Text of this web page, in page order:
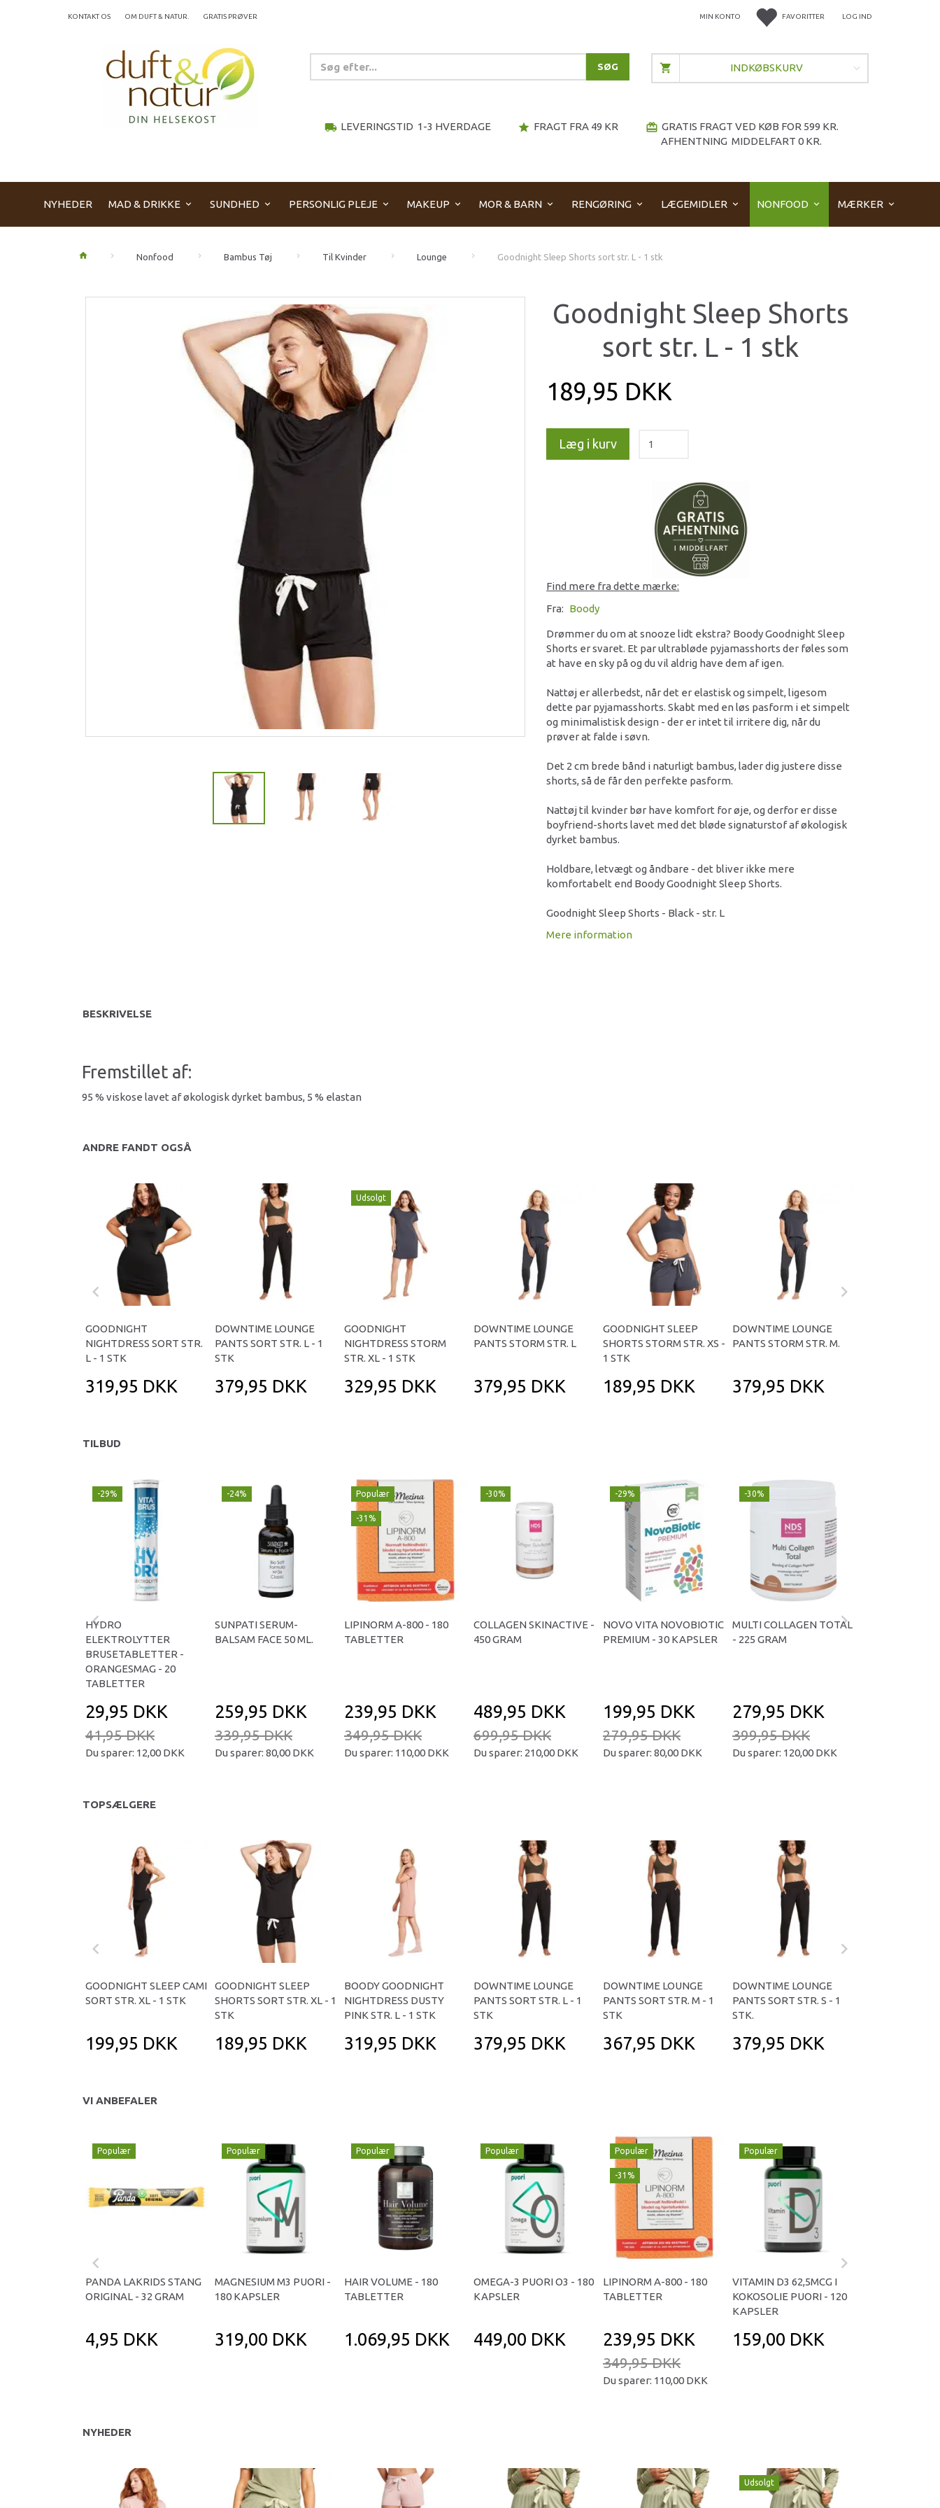
FAVORITTER LOG IND
MIN KONTO
KONTAKT OS OM DUFT & NATUR. GRATIS PRØVER
SØG
local_shipping LEVERINGSTID 1-3 HVERDAGE star FRAGT FRA 49 KR redeem GRATIS FRAGT VED KØB FOR 599 KR.
AFHENTNING MIDDELFART 0 KR.
INDKØBSKURV
NYHEDER MAD & DRIKKE SUNDHED PERSONLIG PLEJE MAKEUP MOR & BARN RENGØRING LÆGEMIDLER NONFOOD MÆRKER
Nonfood Bambus Tøj Til Kvinder Lounge Goodnight Sleep Shorts sort str. L - 1 stk
Goodnight Sleep Shorts
sort str. L - 1 stk
189,95 DKK
Læg i kurv
Find mere fra dette mærke:
Fra: Boody
Drømmer du om at snooze lidt ekstra? Boody Goodnight Sleep
Shorts er svaret. Et par ultrabløde pyjamasshorts der føles som
at have en sky på og du vil aldrig have dem af igen.
Nattøj er allerbedst, når det er elastisk og simpelt, ligesom
dette par pyjamasshorts. Skabt med en løs pasform i et simpelt
og minimalistisk design - der er intet til irritere dig, når du
prøver at falde i søvn.
Det 2 cm brede bånd i naturligt bambus, lader dig justere disse
shorts, så de får den perfekte pasform.
Nattøj til kvinder bør have komfort for øje, og derfor er disse
boyfriend-shorts lavet med det bløde signaturstof af økologisk
dyrket bambus.
Holdbare, letvægt og åndbare - det bliver ikke mere
komfortabelt end Boody Goodnight Sleep Shorts.
Goodnight Sleep Shorts - Black - str. L
Mere information
BESKRIVELSE
Fremstillet af:
95 % viskose lavet af økologisk dyrket bambus, 5 % elastan
ANDRE FANDT OGSÅ
GOODNIGHT
NIGHTDRESS SORT STR.
L - 1 STK
319,95 DKK
DOWNTIME LOUNGE
PANTS SORT STR. L - 1
STK
379,95 DKK
Udsolgt
GOODNIGHT
NIGHTDRESS STORM
STR. XL - 1 STK
329,95 DKK
DOWNTIME LOUNGE
PANTS STORM STR. L
379,95 DKK
GOODNIGHT SLEEP
SHORTS STORM STR. XS -
1 STK
189,95 DKK
DOWNTIME LOUNGE
PANTS STORM STR. M.
379,95 DKK
TILBUD
-29%
HYDRO
ELEKTROLYTTER
BRUSETABLETTER -
ORANGESMAG - 20
TABLETTER
29,95 DKK
41,95 DKK
Du sparer: 12,00 DKK
-24%
SUNPATI SERUM-
BALSAM FACE 50 ML.
259,95 DKK
339,95 DKK
Du sparer: 80,00 DKK
Populær
-31%
LIPINORM A-800 - 180
TABLETTER
239,95 DKK
349,95 DKK
Du sparer: 110,00 DKK
-30%
COLLAGEN SKINACTIVE -
450 GRAM
489,95 DKK
699,95 DKK
Du sparer: 210,00 DKK
-29%
NOVO VITA NOVOBIOTIC
PREMIUM - 30 KAPSLER
199,95 DKK
279,95 DKK
Du sparer: 80,00 DKK
-30%
MULTI COLLAGEN TOTAL
- 225 GRAM
279,95 DKK
399,95 DKK
Du sparer: 120,00 DKK
TOPSÆLGERE
GOODNIGHT SLEEP CAMI
SORT STR. XL - 1 STK
199,95 DKK
GOODNIGHT SLEEP
SHORTS SORT STR. XL - 1
STK
189,95 DKK
BOODY GOODNIGHT
NIGHTDRESS DUSTY
PINK STR. L - 1 STK
319,95 DKK
DOWNTIME LOUNGE
PANTS SORT STR. L - 1
STK
379,95 DKK
DOWNTIME LOUNGE
PANTS SORT STR. M - 1
STK
367,95 DKK
DOWNTIME LOUNGE
PANTS SORT STR. S - 1
STK.
379,95 DKK
VI ANBEFALER
Populær
PANDA LAKRIDS STANG
ORIGINAL - 32 GRAM
4,95 DKK
Populær
MAGNESIUM M3 PUORI -
180 KAPSLER
319,00 DKK
Populær
HAIR VOLUME - 180
TABLETTER
1.069,95 DKK
Populær
OMEGA-3 PUORI O3 - 180
KAPSLER
449,00 DKK
Populær
-31%
LIPINORM A-800 - 180
TABLETTER
239,95 DKK
349,95 DKK
Du sparer: 110,00 DKK
Populær
VITAMIN D3 62,5MCG I
KOKOSOLIE PUORI - 120
KAPSLER
159,00 DKK
NYHEDER
Udsolgt